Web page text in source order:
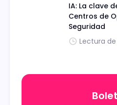
IA: La clave
Centros de
Seguridad
Lectura